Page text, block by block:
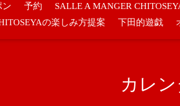
ン 予約 SALLE A MANGER
の楽しみ方提案
下田的遊戯
カレ